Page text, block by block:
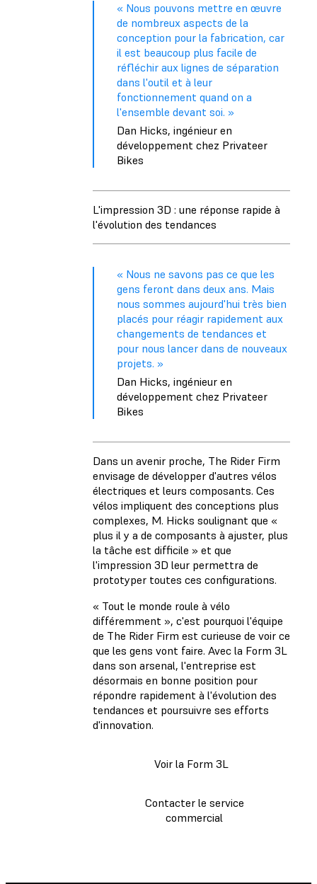
« Nous pouvons mettre en œuvre
de nombreux aspects de la
conception pour la fabrication, car
il est beaucoup plus facile de
réfléchir aux lignes de séparation
dans l'outil et à leur
fonctionnement quand on a
l'ensemble devant soi. »
Dan Hicks, ingénieur en
développement chez Privateer
Bikes
L'impression 3D : une réponse rapide à
l'évolution des tendances
« Nous ne savons pas ce que les
gens feront dans deux ans. Mais
nous sommes aujourd'hui très bien
placés pour réagir rapidement aux
changements de tendances et
pour nous lancer dans de nouveaux
projets. »
Dan Hicks, ingénieur en
développement chez Privateer
Bikes
Dans un avenir proche, The Rider Firm
envisage de développer d'autres vélos
électriques et leurs composants. Ces
vélos impliquent des conceptions plus
complexes, M. Hicks soulignant que «
plus il y a de composants à ajuster, plus
la tâche est difficile » et que
l'impression 3D leur permettra de
prototyper toutes ces configurations.
« Tout le monde roule à vélo
différemment », c'est pourquoi l'équipe
de The Rider Firm est curieuse de voir ce
que les gens vont faire. Avec la Form 3L
dans son arsenal, l'entreprise est
désormais en bonne position pour
répondre rapidement à l'évolution des
tendances et poursuivre ses efforts
d'innovation.
Voir la Form 3L
Contacter le service
commercial